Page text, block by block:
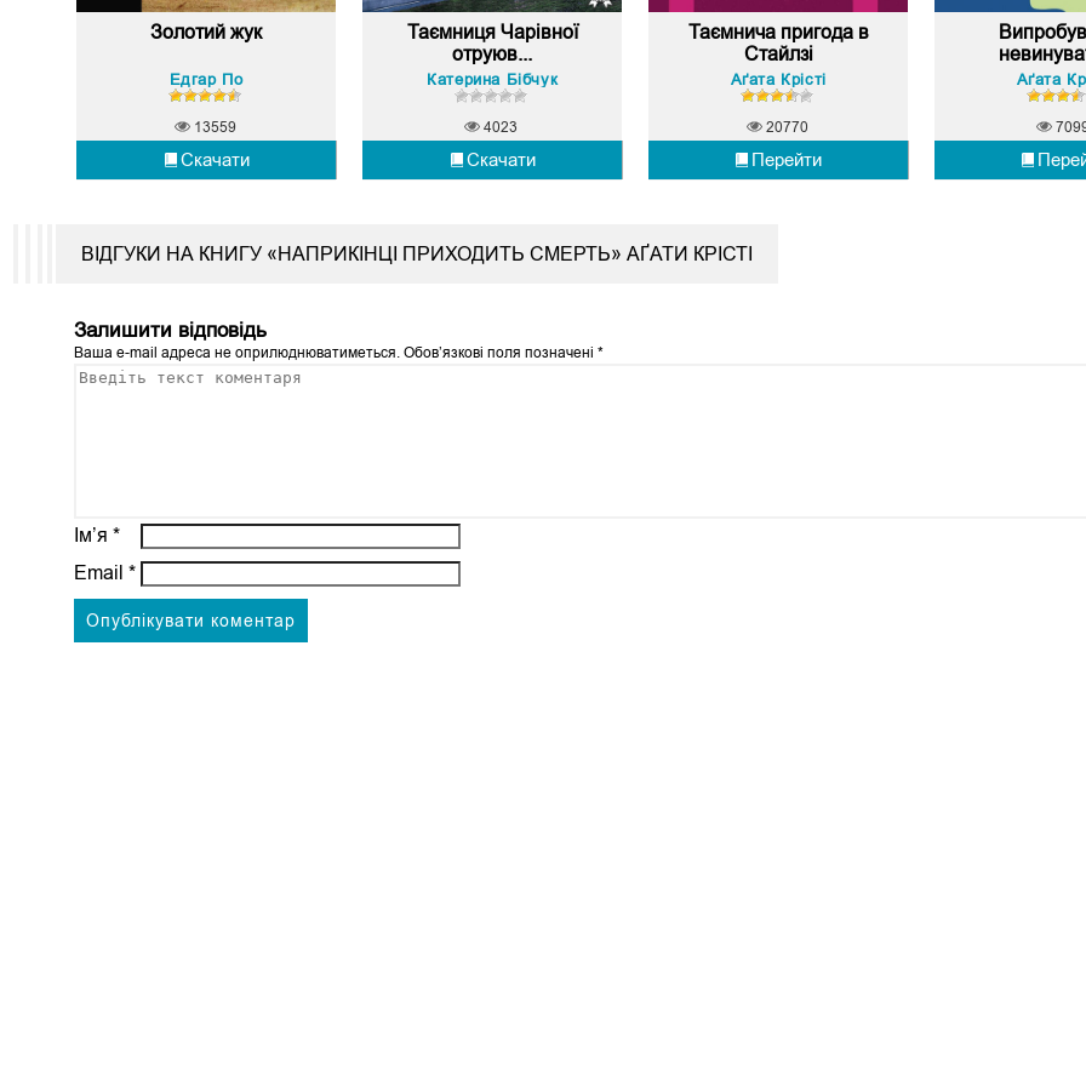
Золотий жук
Едгар По
Скачати
13559
Таємниця Чарівної
отруюв...
Катерина Бібчук
Скачати
4023
Таємнича пригода в
Стайлзі
Аґата Крісті
Перейти
20770
Аґата
ВІДГУКИ НА КНИГУ «НАПРИКІНЦІ ПРИХОДИТЬ СМЕРТЬ» АҐАТИ КРІСТІ
Залишити відповідь
Ваша e-mail адреса не оприлюднюватиметься. Обов’язкові поля позначені*
Ім’я*
Email*